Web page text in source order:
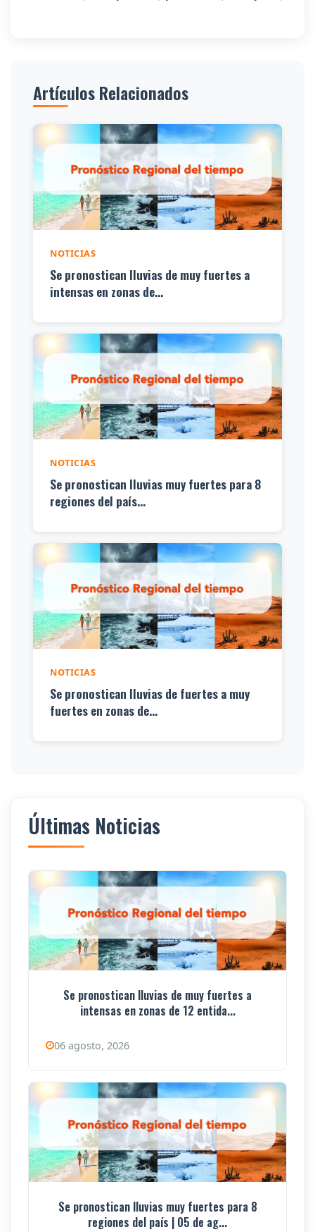
Artículos Relacionados
NOTICIAS
Se pronostican lluvias de muy fuertes a
intensas en zonas de...
NOTICIAS
Se pronostican lluvias muy fuertes para 8
regiones del país...
NOTICIAS
Se pronostican lluvias de fuertes a muy
fuertes en zonas de...
Últimas Noticias
Se pronostican lluvias de muy fuertes a
intensas en zonas de 12 entida...
06 agosto, 2026
Se pronostican lluvias muy fuertes para 8
regiones del país | 05 de ag...